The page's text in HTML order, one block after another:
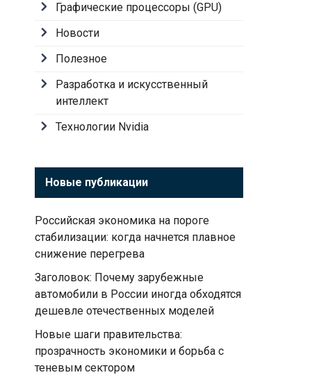
Графические процессоры (GPU)
Новости
Полезное
Разработка и искусственный
интеллект
Технологии Nvidia
Новые публикации
Российская экономика на пороге
стабилизации: когда начнется плавное
снижение перегрева
Заголовок: Почему зарубежные
автомобили в России иногда обходятся
дешевле отечественных моделей
Новые шаги правительства:
прозрачность экономики и борьба с
теневым сектором